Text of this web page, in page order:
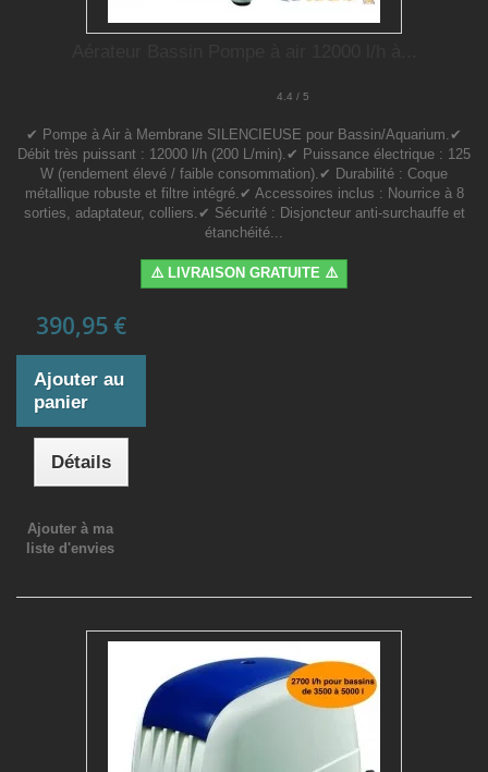
4.4 / 5
✔ Pompe à Air à Membrane SILENCIEUSE pour Bassin/Aquarium.✔
Débit très puissant : 12000 l/h (200 L/min).✔ Puissance électrique : 125
W (rendement élevé / faible consommation).✔ Durabilité : Coque
métallique robuste et filtre intégré.✔ Accessoires inclus : Nourrice à 8
sorties, adaptateur, colliers.✔ Sécurité : Disjoncteur anti-surchauffe et
étanchéité...
⚠️ LIVRAISON GRATUITE ⚠️
390,95 €
Ajouter au
panier
Détails
Ajouter à ma
liste d'envies